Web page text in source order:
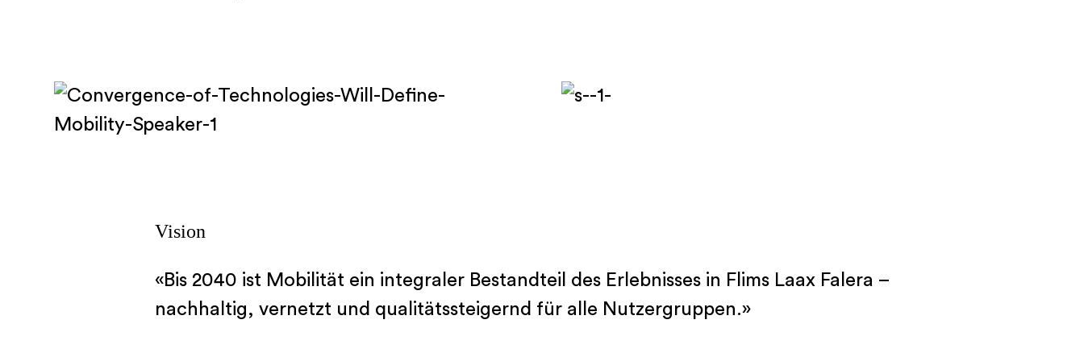
Strategieentwicklung für Gemeinden
Entwicklung Tourismusstrategie
Serviced Apartments
Inside Quant Quant-Methodik®
Vision
«Bis 2040 ist Mobilität ein integraler Bestandteil des Erlebnisses in Flims Laax Falera –
nachhaltig, vernetzt und qualitätssteigernd für alle Nutzergruppen.»